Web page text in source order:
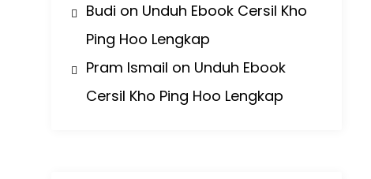
Budi on Unduh Ebook Cersil Kho
Ping Hoo Lengkap
Pram Ismail on Unduh Ebook
Cersil Kho Ping Hoo Lengkap